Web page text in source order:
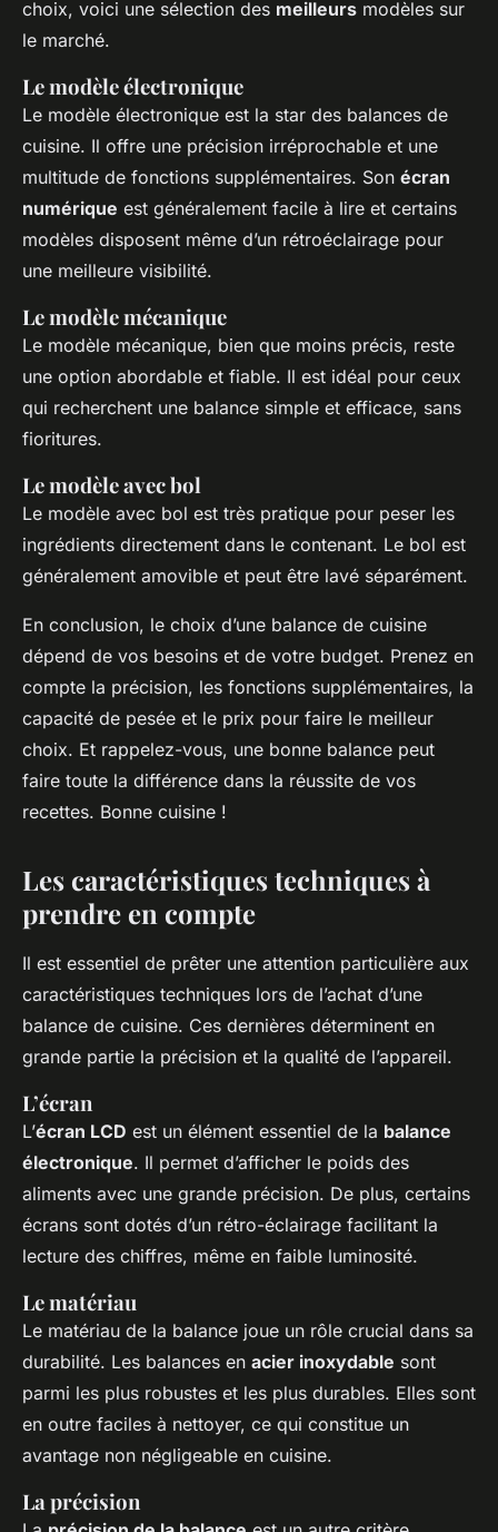
choix, voici une sélection des meilleurs modèles sur
le marché.
Le modèle électronique
Le modèle électronique est la star des balances de
cuisine. Il offre une précision irréprochable et une
multitude de fonctions supplémentaires. Son écran
numérique est généralement facile à lire et certains
modèles disposent même d’un rétroéclairage pour
une meilleure visibilité.
Le modèle mécanique
Le modèle mécanique, bien que moins précis, reste
une option abordable et fiable. Il est idéal pour ceux
qui recherchent une balance simple et efficace, sans
fioritures.
Le modèle avec bol
Le modèle avec bol est très pratique pour peser les
ingrédients directement dans le contenant. Le bol est
généralement amovible et peut être lavé séparément.
En conclusion, le choix d’une balance de cuisine
dépend de vos besoins et de votre budget. Prenez en
compte la précision, les fonctions supplémentaires, la
capacité de pesée et le prix pour faire le meilleur
choix. Et rappelez-vous, une bonne balance peut
faire toute la différence dans la réussite de vos
recettes. Bonne cuisine !
Les caractéristiques techniques à
prendre en compte
Il est essentiel de prêter une attention particulière aux
caractéristiques techniques lors de l’achat d’une
balance de cuisine. Ces dernières déterminent en
grande partie la précision et la qualité de l’appareil.
L’écran
L’écran LCD est un élément essentiel de la balance
électronique. Il permet d’afficher le poids des
aliments avec une grande précision. De plus, certains
écrans sont dotés d’un rétro-éclairage facilitant la
lecture des chiffres, même en faible luminosité.
Le matériau
Le matériau de la balance joue un rôle crucial dans sa
durabilité. Les balances en acier inoxydable sont
parmi les plus robustes et les plus durables. Elles sont
en outre faciles à nettoyer, ce qui constitue un
avantage non négligeable en cuisine.
La précision